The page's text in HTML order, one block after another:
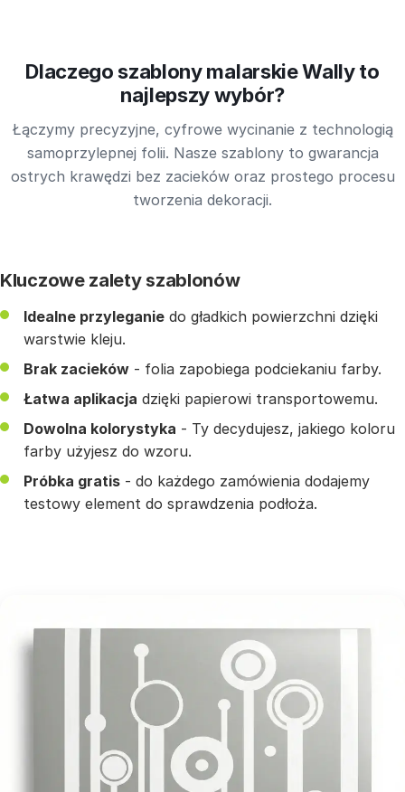
Dlaczego szablony malarskie Wally to
najlepszy wybór?
Łączymy precyzyjne, cyfrowe wycinanie z technologią
samoprzylepnej folii. Nasze szablony to gwarancja
ostrych krawędzi bez zacieków oraz prostego procesu
tworzenia dekoracji.
Kluczowe zalety szablonów
Idealne przyleganie do gładkich powierzchni dzięki
warstwie kleju.
Brak zacieków - folia zapobiega podciekaniu farby.
Łatwa aplikacja dzięki papierowi transportowemu.
Dowolna kolorystyka - Ty decydujesz, jakiego koloru
farby użyjesz do wzoru.
Próbka gratis - do każdego zamówienia dodajemy
testowy element do sprawdzenia podłoża.